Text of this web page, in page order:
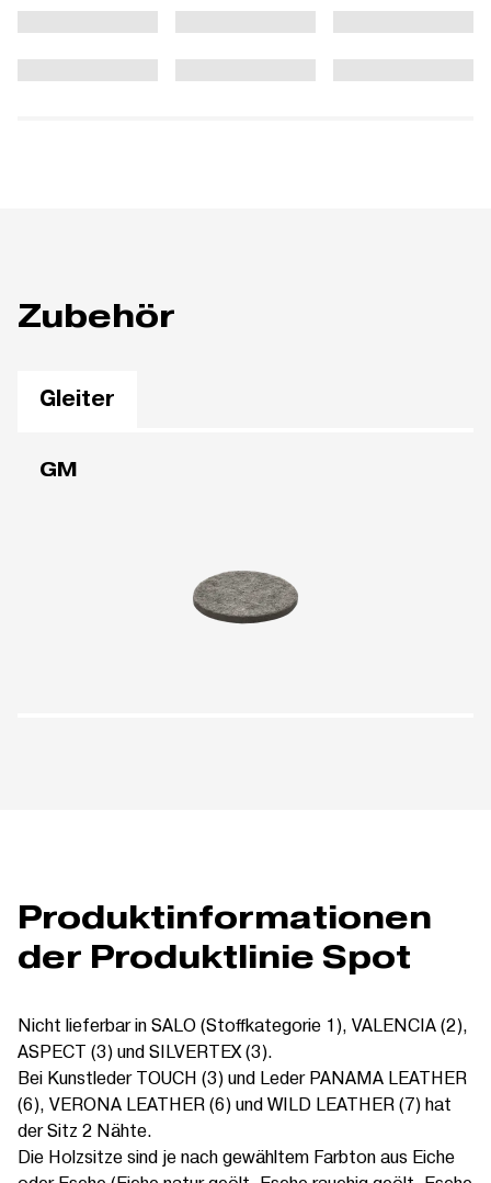
Zubehör
Gleiter
GM
Produktinformationen
der Produktlinie Spot
Nicht lieferbar in SALO (Stoffkategorie 1), VALENCIA (2),
ASPECT (3) und SILVERTEX (3).
Bei Kunstleder TOUCH (3) und Leder PANAMA LEATHER
(6), VERONA LEATHER (6) und WILD LEATHER (7) hat
der Sitz 2 Nähte.
Die Holzsitze sind je nach gewähltem Farbton aus Eiche